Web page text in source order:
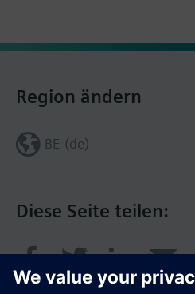
Diese Seite teilen:
Region ändern
BE (de)